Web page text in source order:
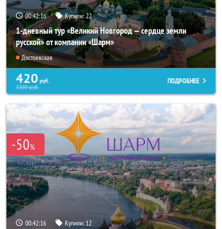
00:42:15 Купили: 22
1-дневный тур «Великий Новгород — сердце земли
русской» от компании «Шарм»
Достоевская
420 руб.
3300руб.
ПОДРОБНЕЕ
-50%
00:42:15 Купили: 12